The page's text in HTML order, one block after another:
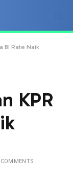
BI Rate Naik
KPR